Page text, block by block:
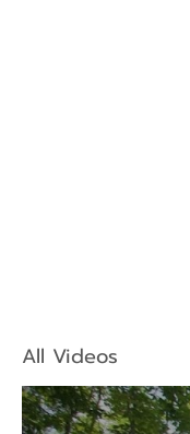
All Videos